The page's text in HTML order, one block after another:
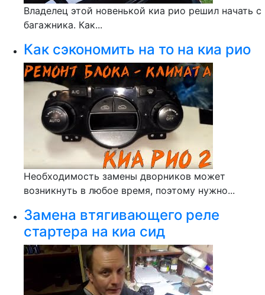
Владелец этой новенькой киа рио решил начать с
багажника. Как...
Как сэкономить на то на киа рио
Необходимость замены дворников может
возникнуть в любое время, поэтому нужно...
Замена втягивающего реле
стартера на киа сид